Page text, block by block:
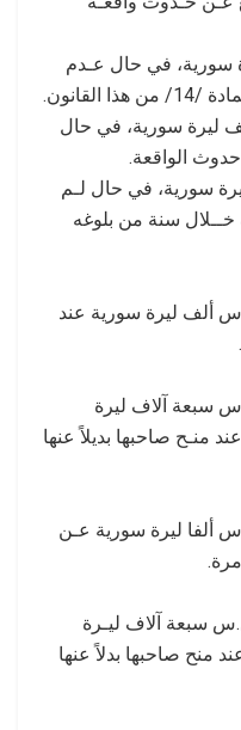
سورية، في حال عـدم
ليرة سورية، في حال
حدوث الواقعة.
سورية، في حال لـم
خــلال سنة من بلوغه
مقداره /1000/ ل.س ألف ليرة سورية عند
مقدارها /7000/ ل.س سبعة آلاف ليرة
منـح صاحبها بديلاً عنها
مقداره /2000/ ل.س ألفا ليرة سورية عـن
مقدارها /7000/ ل.س سبعة آلاف ليـرة
منح صاحبها بدلاً عنها